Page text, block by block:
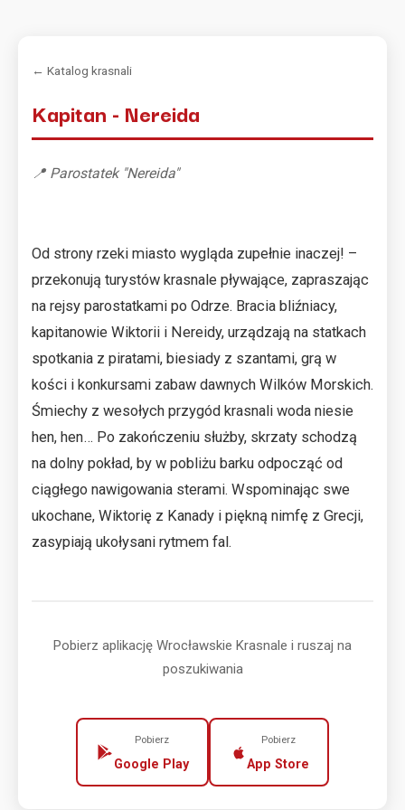
← Katalog krasnali
Kapitan - Nereida
📍 Parostatek "Nereida"
Od strony rzeki miasto wygląda zupełnie inaczej! –
przekonują turystów krasnale pływające, zapraszając
na rejsy parostatkami po Odrze. Bracia bliźniacy,
kapitanowie Wiktorii i Nereidy, urządzają na statkach
spotkania z piratami, biesiady z szantami, grą w
kości i konkursami zabaw dawnych Wilków Morskich.
Śmiechy z wesołych przygód krasnali woda niesie
hen, hen… Po zakończeniu służby, skrzaty schodzą
na dolny pokład, by w pobliżu barku odpocząć od
ciągłego nawigowania sterami. Wspominając swe
ukochane, Wiktorię z Kanady i piękną nimfę z Grecji,
zasypiają ukołysani rytmem fal.
Pobierz aplikację Wrocławskie Krasnale i ruszaj na
poszukiwania
Pobierz
Google Play
Pobierz
App Store